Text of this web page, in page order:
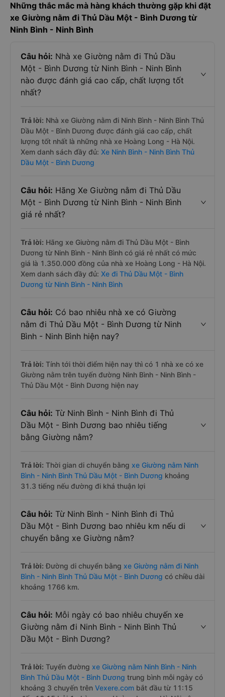
Những thắc mắc mà hàng khách thường gặp khi đặt
xe Giường nằm đi Thủ Dầu Một - Bình Dương từ
Ninh Bình - Ninh Bình
Câu hỏi: Nhà xe Giường nằm đi Thủ Dầu
Một - Bình Dương từ Ninh Bình - Ninh Bình
nào được đánh giá cao cấp, chất lượng tốt
nhất?
Trả lời: Nhà xe Giường nằm đi Ninh Bình - Ninh Bình Thủ
Dầu Một - Bình Dương được đánh giá cao cấp, chất
lượng tốt nhất là những nhà xe Hoàng Long - Hà Nội.
Xem danh sách đầy đủ: Xe Ninh Bình - Ninh Bình Thủ
Dầu Một - Bình Dương
Câu hỏi: Hãng Xe Giường nằm đi Thủ Dầu
Một - Bình Dương từ Ninh Bình - Ninh Bình
giá rẻ nhất?
Trả lời: Hãng xe Giường nằm đi Thủ Dầu Một - Bình
Dương từ Ninh Bình - Ninh Bình có giá rẻ nhất có mức
giá là 1.350.000 đồng của nhà xe Hoàng Long - Hà Nội.
Xem danh sách đầy đủ: Xe đi Thủ Dầu Một - Bình
Dương từ Ninh Bình - Ninh Bình
Câu hỏi: Có bao nhiêu nhà xe có Giường
nằm đi Thủ Dầu Một - Bình Dương từ Ninh
Bình - Ninh Bình hiện nay?
Trả lời: Tính tới thời điểm hiện nay thì có 1 nhà xe có xe
Giường nằm trên tuyến đường Ninh Bình - Ninh Bình -
Thủ Dầu Một - Bình Dương hiện nay
Câu hỏi: Từ Ninh Bình - Ninh Bình đi Thủ
Dầu Một - Bình Dương bao nhiêu tiếng
bằng Giường nằm?
Trả lời: Thời gian di chuyển bằng xe Giường nằm Ninh
Bình - Ninh Bình Thủ Dầu Một - Bình Dương khoảng
31.3 tiếng nếu đường đi khá thuận lợi
Câu hỏi: Từ Ninh Bình - Ninh Bình đi Thủ
Dầu Một - Bình Dương bao nhiêu km nếu di
chuyển bằng xe Giường nằm?
Trả lời: Đường di chuyển bằng xe Giường nằm đi Ninh
Bình - Ninh Bình Thủ Dầu Một - Bình Dương có chiều dài
khoảng 1766 km.
Câu hỏi: Mỗi ngày có bao nhiêu chuyến xe
Giường nằm đi Ninh Bình - Ninh Bình Thủ
Dầu Một - Bình Dương?
Trả lời: Tuyến đường xe Giường nằm Ninh Bình - Ninh
Bình Thủ Dầu Một - Bình Dương trung bình mỗi ngày có
khoảng 3 chuyến trên Vexere.com bắt đầu từ 11:15